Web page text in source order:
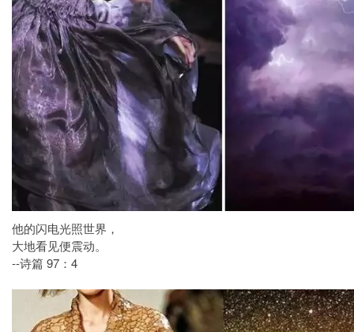
他的闪电光照世界，
大地看见便震动。
--诗篇 97：4